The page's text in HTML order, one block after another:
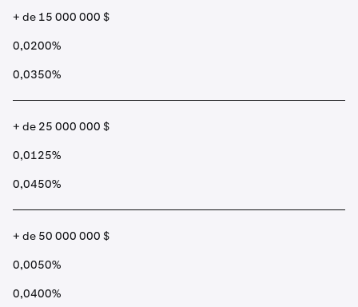
+ de 15 000 000 $
0,0200%
0,0350%
+ de 25 000 000 $
0,0125%
0,0450%
+ de 50 000 000 $
0,0050%
0,0400%